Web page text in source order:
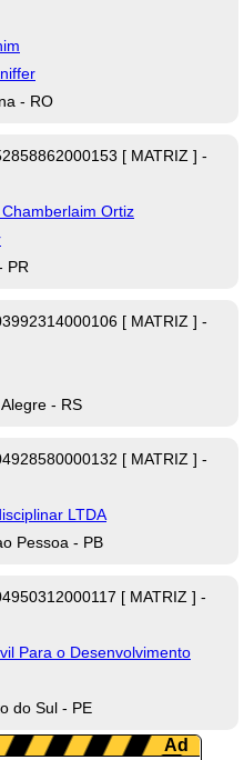
- RO
[ MATRIZ ] -
Ortiz
PR
[ MATRIZ ] -
- RS
[ MATRIZ ] -
LTDA
Pessoa - PB
[ MATRIZ ] -
Para o Desenvolvimento
do Sul - PE